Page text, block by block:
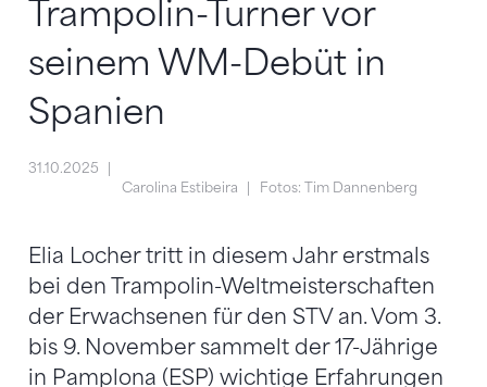
Trampolin-Turner vor
seinem WM-Debüt in
Spanien
31.10.2025
Carolina Estibeira
Fotos: Tim Dannenberg
Elia Locher tritt in diesem Jahr erstmals
bei den Trampolin-Weltmeisterschaften
der Erwachsenen für den STV an. Vom 3.
bis 9. November sammelt der 17-Jährige
in Pamplona (ESP) wichtige Erfahrungen